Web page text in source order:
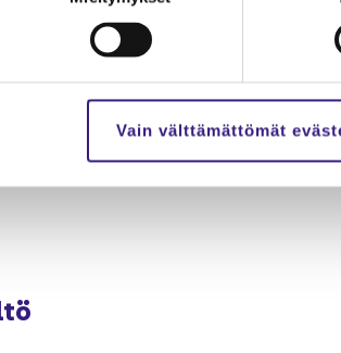
Vain välttämättömät